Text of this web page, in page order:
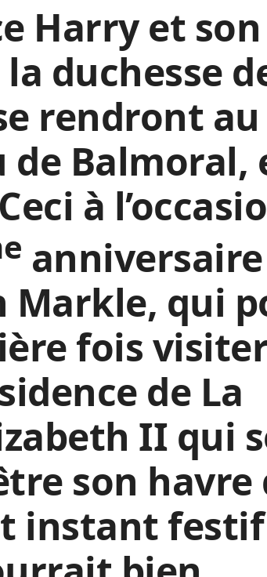
Harry et son
duchesse
rendront au
de Balmoral,
à
Markle, qui
fois
de La
II qui
son havre
instant